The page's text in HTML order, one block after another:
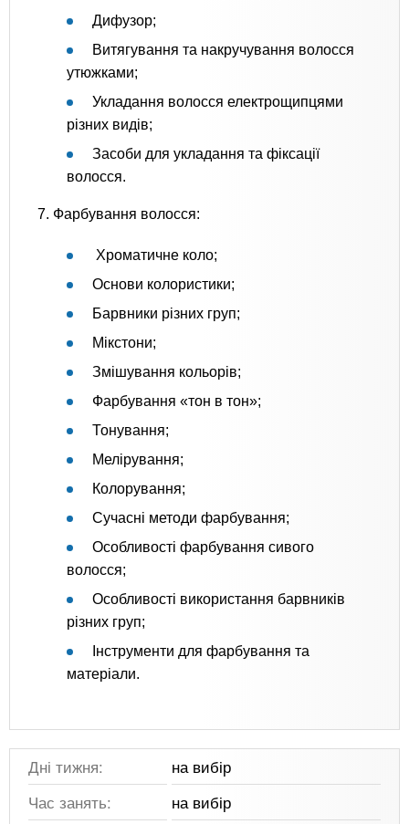
Дифузор;
Витягування та накручування волосся
утюжками;
Укладання волосся електрощипцями
різних видів;
Засоби для укладання та фіксації
волосся.
7. Фарбування волосся:
Хроматичне коло;
Основи колористики;
Барвники різних груп;
Мікстони;
Змішування кольорів;
Фарбування «тон в тон»;
Тонування;
Мелірування;
Колорування;
Сучасні методи фарбування;
Особливості фарбування сивого
волосся;
Особливості використання барвників
різних груп;
Інструменти для фарбування та
матеріали.
Дні тижня:
на вибір
Час занять:
на вибір